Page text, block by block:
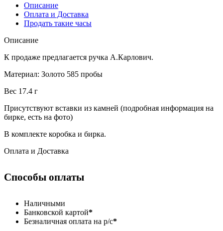
Описание
Оплата и Доставка
Продать такие часы
Описание
К продаже предлагается ручка А.Карлович.
Материал: Золото 585 пробы
Вес 17.4 г
Присутствуют вставки из камней (подробная информация на
бирке, есть на фото)
В комплекте коробка и бирка.
Оплата и Доставка
Способы оплаты
Наличными
Банковской картой*
Безналичная оплата на р/с*